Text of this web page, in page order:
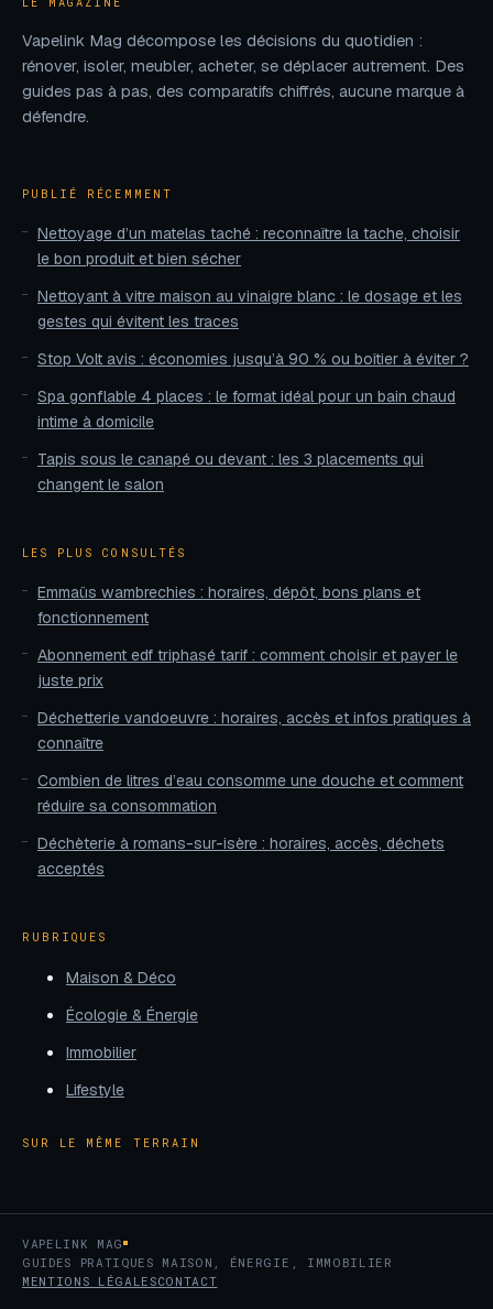
Vapelink Mag décompose les décisions du quotidien :
rénover, isoler, meubler, acheter, se déplacer autrement. Des
guides pas à pas, des comparatifs chiffrés, aucune marque à
défendre.
PUBLIÉ RÉCEMMENT
Nettoyage d’un matelas taché : reconnaître la tache, choisir
le bon produit et bien sécher
Nettoyant à vitre maison au vinaigre blanc : le dosage et les
gestes qui évitent les traces
Stop Volt avis : économies jusqu’à 90 % ou boîtier à éviter ?
Spa gonflable 4 places : le format idéal pour un bain chaud
intime à domicile
Tapis sous le canapé ou devant : les 3 placements qui
changent le salon
LES PLUS CONSULTÉS
Emmaüs wambrechies : horaires, dépôt, bons plans et
fonctionnement
Abonnement edf triphasé tarif : comment choisir et payer le
juste prix
Déchetterie vandoeuvre : horaires, accès et infos pratiques à
connaître
Combien de litres d’eau consomme une douche et comment
réduire sa consommation
Déchèterie à romans-sur-isère : horaires, accès, déchets
acceptés
RUBRIQUES
Maison & Déco
Écologie & Énergie
Immobilier
Lifestyle
SUR LE MÊME TERRAIN
VAPELINK MAG
GUIDES PRATIQUES MAISON, ÉNERGIE, IMMOBILIER
MENTIONS LÉGALESCONTACT